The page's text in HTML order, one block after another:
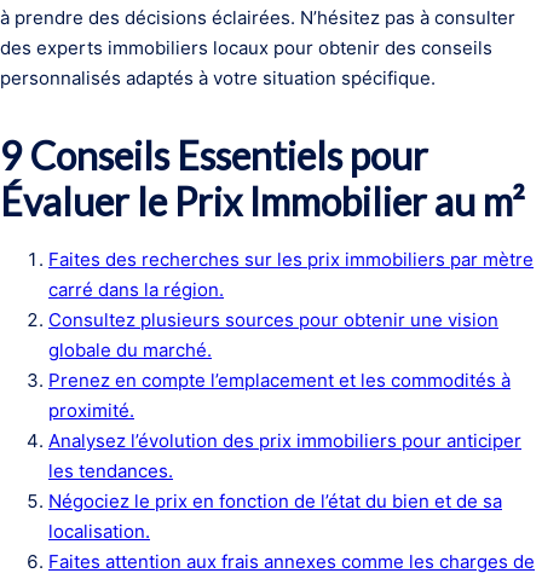
à prendre des décisions éclairées. N’hésitez pas à consulter
des experts immobiliers locaux pour obtenir des conseils
personnalisés adaptés à votre situation spécifique.
9 Conseils Essentiels pour
Évaluer le Prix Immobilier au m²
Faites des recherches sur les prix immobiliers par mètre
carré dans la région.
Consultez plusieurs sources pour obtenir une vision
globale du marché.
Prenez en compte l’emplacement et les commodités à
proximité.
Analysez l’évolution des prix immobiliers pour anticiper
les tendances.
Négociez le prix en fonction de l’état du bien et de sa
localisation.
Faites attention aux frais annexes comme les charges de